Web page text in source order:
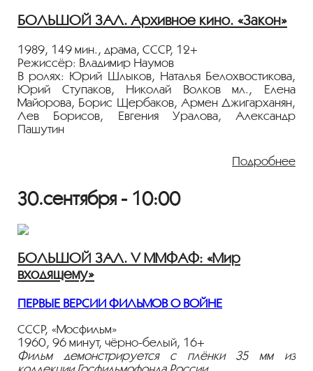
Госфильмофонда России.
Лента представлена в рамках программы
«ПЕРСОНА. Александр Алов».
БОЛЬШОЙ ЗАЛ. Архивное кино. «Закон»
1989, 149 мин., драма, СССР, 12+
Режиссёр: Владимир Наумов
В ролях: Юрий Шлыков, Наталья Белохвостикова,
Юрий Ступаков, Николай Волков мл., Елена
Майорова, Борис Щербаков, Армен Джигарханян,
Лев Борисов, Евгения Уралова, Александр
Пашутин
середине 50-х делами репрессированных.
делами репрессированных. За каждым из
сфабрикованных обвинений - человеческая
трагедия; вместе они складываются в чудовищную
картину торжествовавшего в стране беззакония.
Однако существуют и другие законы - законы
совести, которые никакая власть не в силах
отменить и уничтожить...
Показ пройдёт с плёнки 35 мм из коллекции
Госфильмофонда России.
Лента представлена в рамках программы
«ПЕРСОНА. Леонид Зорин»
Подробнее
30.сентября - 10:00
БОЛЬШОЙ ЗАЛ. V ММФАФ: «Мир
входящему»
ПЕРВЫЕ ВЕРСИИ ФИЛЬМОВ О ВОЙНЕ
СССР, «Мосфильм»
1960, 96 минут, чёрно-белый, 16+
Фильм демонстрируется с плёнки 35 мм из